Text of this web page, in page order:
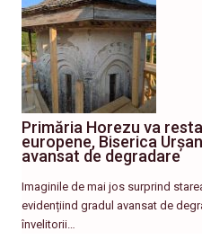
Primăria Horezu va
europene, Biserica
avansat de degradare
Imaginile de mai jos surprind
evidențiind gradul avansat de
învelitorii…